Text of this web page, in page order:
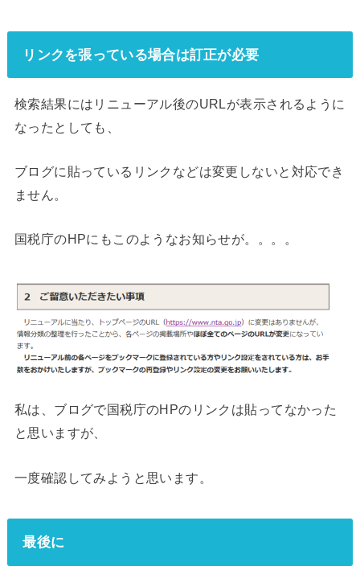
リンクを張っている場合は訂正が必要
検索結果にはリニューアル後のURLが表示されるように
なったとしても、
ブログに貼っているリンクなどは変更しないと対応でき
ません。
国税庁のHPにもこのようなお知らせが。。。。
私は、ブログで国税庁のHPのリンクは貼ってなかった
と思いますが、
一度確認してみようと思います。
最後に